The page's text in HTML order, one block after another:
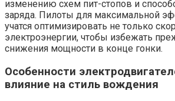
изменению схем пит-стопов и
заряда. Пилоты для максимальной
учатся оптимизировать не только
электроэнергии, чтобы избежать
снижения мощности в конце гонки.
Особенности
влияние на стиль вождения